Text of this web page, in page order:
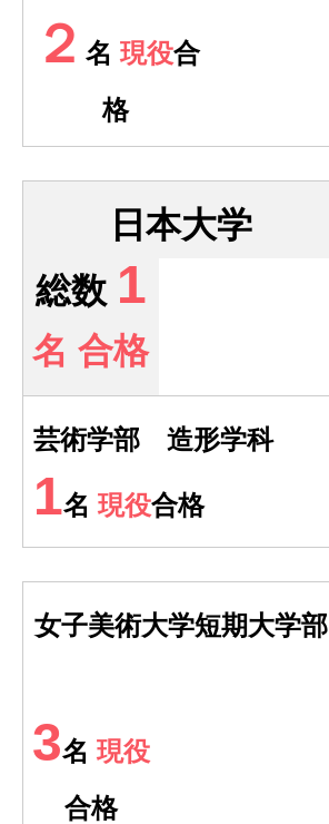
２ 名 現役合
格
日本大学
総数 1
名 合格
芸術学部 造形学科
1名 現役合格
女子美術大学短期大学部
3名 現役
合格